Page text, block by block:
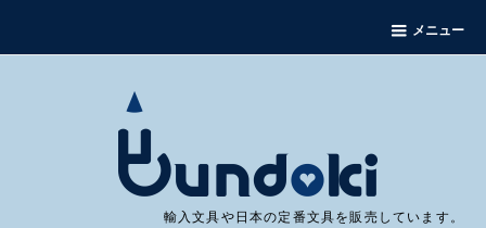
メニュー
輸入文具や日本の定番文具を販売しています。